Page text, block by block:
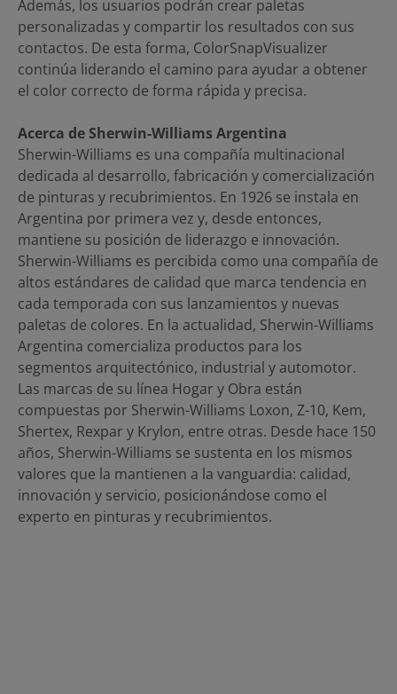
Además, los usuarios podrán crear paletas
personalizadas y compartir los resultados con sus
contactos. De esta forma, ColorSnapVisualizer
continúa liderando el camino para ayudar a obtener
el color correcto de forma rápida y precisa.
Acerca de Sherwin-Williams Argentina
Sherwin-Williams es una compañía multinacional
dedicada al desarrollo, fabricación y comercialización
de pinturas y recubrimientos. En 1926 se instala en
Argentina por primera vez y, desde entonces,
mantiene su posición de liderazgo e innovación.
Sherwin-Williams es percibida como una compañía de
altos estándares de calidad que marca tendencia en
cada temporada con sus lanzamientos y nuevas
paletas de colores. En la actualidad, Sherwin-Williams
Argentina comercializa productos para los
segmentos arquitectónico, industrial y automotor.
Las marcas de su línea Hogar y Obra están
compuestas por Sherwin-Williams Loxon, Z-10, Kem,
Shertex, Rexpar y Krylon, entre otras. Desde hace 150
años, Sherwin-Williams se sustenta en los mismos
valores que la mantienen a la vanguardia: calidad,
innovación y servicio, posicionándose como el
experto en pinturas y recubrimientos.